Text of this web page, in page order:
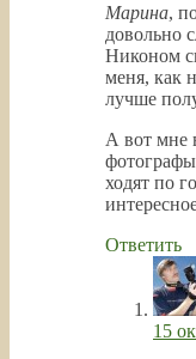
Марина,
довольно
Никоном
меня, как
лучше
А вот мне
ходят по
Ответить
15